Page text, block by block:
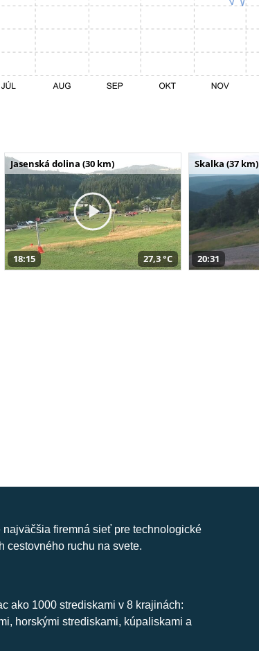
Jasenská dolina (30 km)
18:15 27,3 °C
Skalka (37 km)
20:31
najväčšia firemná sieť pre technologické
cestovného ruchu na svete.
ako 1000 strediskami v 8 krajinách:
horskými strediskami, kúpaliskami a